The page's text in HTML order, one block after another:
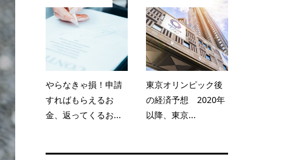
やらなきゃ損！申請
すればもらえるお
金、返ってくるお...
東京オリンピック後
の経済予想 2020年
以降、東京...